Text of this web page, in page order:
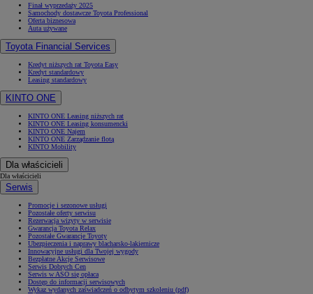
Finał wyprzedaży 2025
Samochody dostawcze Toyota Professional
Oferta biznesowa
Auta używane
Toyota Financial Services
Kredyt niższych rat Toyota Easy
Kredyt standardowy
Leasing standardowy
KINTO ONE
KINTO ONE Leasing niższych rat
KINTO ONE Leasing konsumencki
KINTO ONE Najem
KINTO ONE Zarządzanie flotą
KINTO Mobility
Dla właścicieli
Dla właścicieli
Serwis
Promocje i sezonowe usługi
Pozostałe oferty serwisu
Rezerwacja wizyty w serwisie
Gwarancja Toyota Relax
Pozostałe Gwarancje Toyoty
Ubezpieczenia i naprawy blacharsko-lakiernicze
Innowacyjne usługi dla Twojej wygody
Bezpłatne Akcje Serwisowe
Serwis Dobrych Cen
Serwis w ASO się opłaca
Dostęp do informacji serwisowych
Wykaz wydanych zaświadczeń o odbytym szkoleniu (pdf)